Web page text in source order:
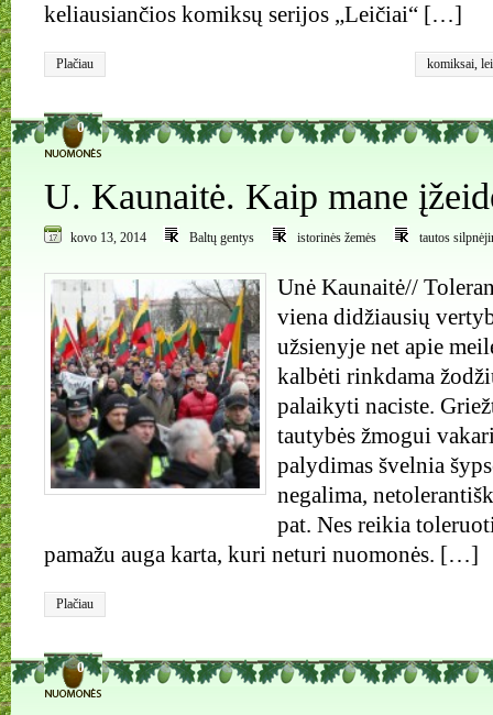
keliausiančios komiksų serijos „Leičiai“ […]
Plačiau komiksai,
0
U. Kaunaitė. Kaip mane
kovo 13, 2014 Baltų gentys istorinės žemės tautos
Unė Kaunaitė//
viena didžiausių
užsienyje net apie
kalbėti rinkdama
palaikyti naciste.
tautybės žmogui
palydimas švelnia
negalima,
pat. Nes reikia
pamažu auga karta, kuri neturi nuomonės. […]
Plačiau
0